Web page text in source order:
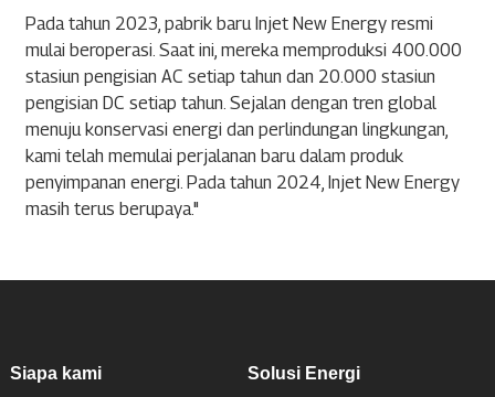
Pada tahun 2023, pabrik baru Injet New Energy resmi
mulai beroperasi. Saat ini, mereka memproduksi 400.000
stasiun pengisian AC setiap tahun dan 20.000 stasiun
pengisian DC setiap tahun. Sejalan dengan tren global
menuju konservasi energi dan perlindungan lingkungan,
kami telah memulai perjalanan baru dalam produk
penyimpanan energi. Pada tahun 2024, Injet New Energy
masih terus berupaya."
Siapa kami Solusi Energi